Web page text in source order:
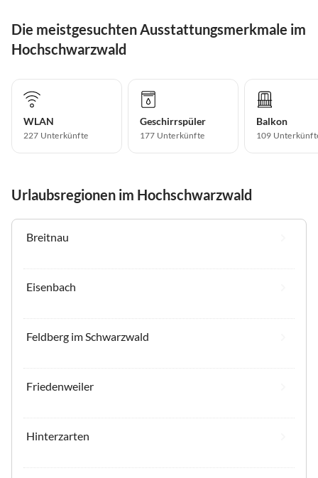
Die meistgesuchten Ausstattungsmerkmale im
Hochschwarzwald
WLAN
227 Unterkünfte
Geschirrspüler
177 Unterkünfte
Balkon
109
Urlaubsregionen im Hochschwarzwald
Breitnau
Eisenbach
Feldberg im Schwarzwald
Friedenweiler
Hinterzarten